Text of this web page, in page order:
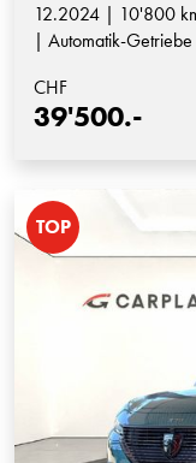
12.2024 | 10'800
| Automatik-Getriebe
CHF
39'500.-
TOP